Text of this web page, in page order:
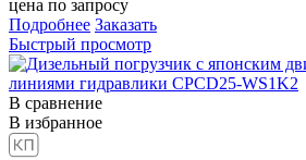
цена по запросу
Подробнее Заказать
Быстрый просмотр
В сравнение
В избранное